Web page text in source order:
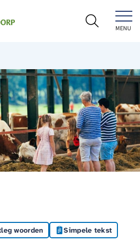
NOOTDORPMENU
woorden Simpele tekst